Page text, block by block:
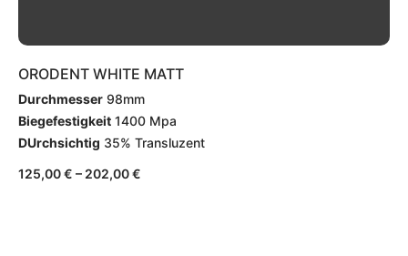
ORODENT WHITE MATT
Durchmesser 98mm
Biegefestigkeit 1400 Mpa
DUrchsichtig 35% Transluzent
125,00€ – 202,00€